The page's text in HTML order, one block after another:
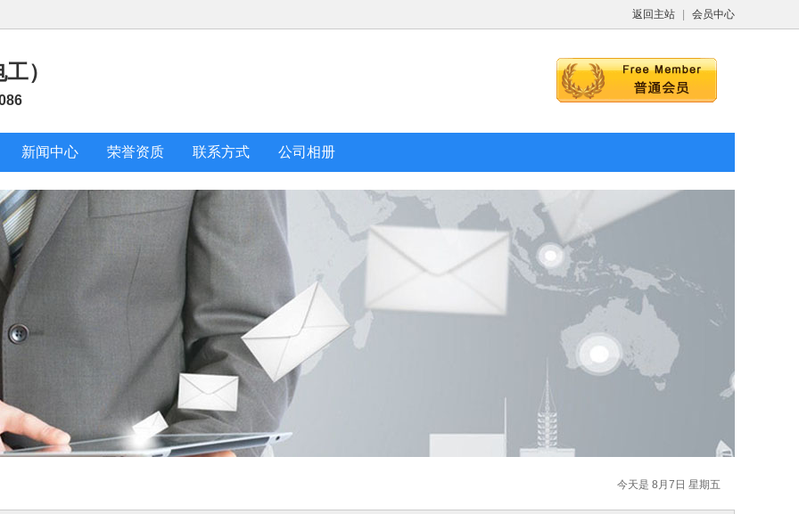
返回主站 会员中心
）
新闻中心 荣誉资质 联系方式 公司相册
今天是 8月7日 星期五